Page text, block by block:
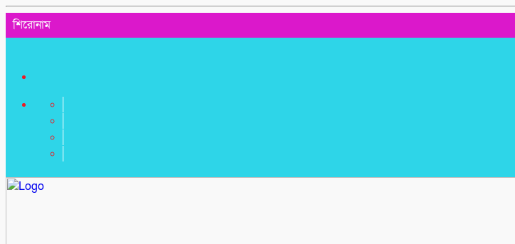
শিরোনাম